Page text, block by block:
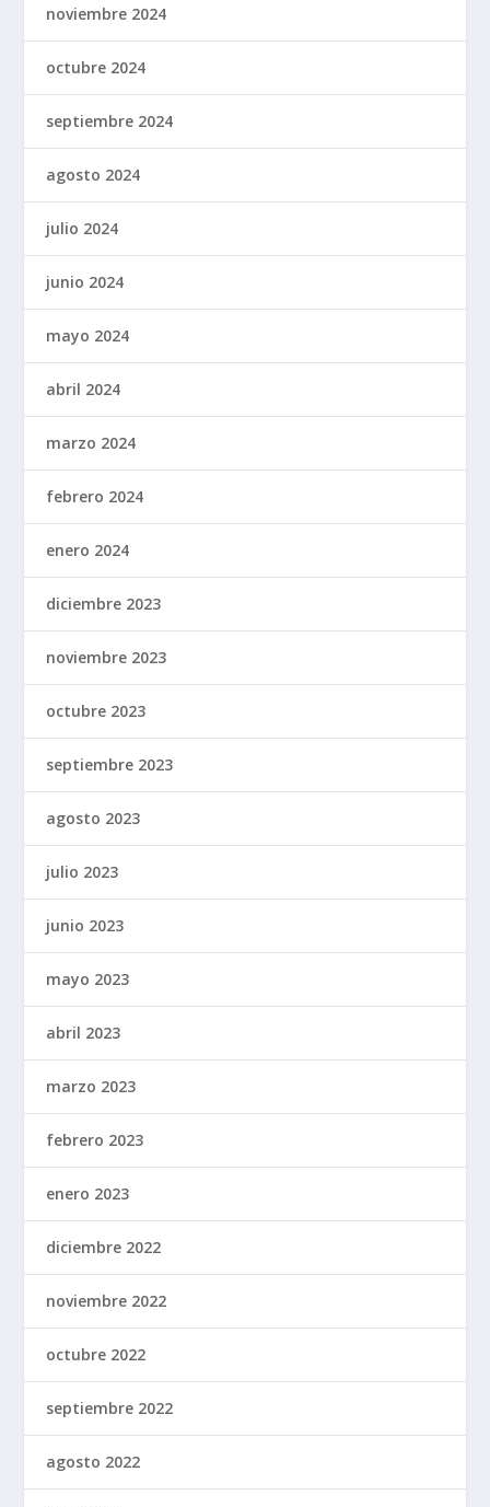
noviembre 2024
octubre 2024
septiembre 2024
agosto 2024
julio 2024
junio 2024
mayo 2024
abril 2024
marzo 2024
febrero 2024
enero 2024
diciembre 2023
noviembre 2023
octubre 2023
septiembre 2023
agosto 2023
julio 2023
junio 2023
mayo 2023
abril 2023
marzo 2023
febrero 2023
enero 2023
diciembre 2022
noviembre 2022
octubre 2022
septiembre 2022
agosto 2022